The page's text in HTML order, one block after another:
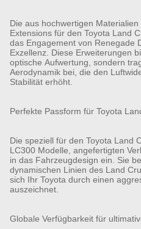
Die aus hochwertigen
Extensions für den Toyota Land
das Engagement von Renegade
Exzellenz. Diese Erweiterungen
optische Aufwertung, sondern
Aerodynamik bei, die den
Stabilität erhöht.
Perfekte Passform für Toyota
Die speziell für den Toyota Land
LC300 Modelle, angefertigten
in das Fahrzeugdesign ein. Sie
dynamischen Linien des Land
sich Ihr Toyota durch einen
auszeichnet.
Globale Verfügbarkeit für